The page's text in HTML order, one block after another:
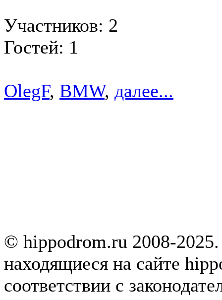
Участников: 2
Гостей: 1
OlegF, BMW, далее...
© hippodrom.ru 2008-
находящиеся на сайте
соответствии с